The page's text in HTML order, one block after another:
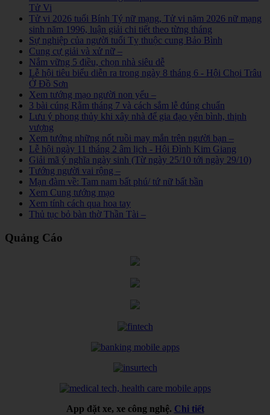
Tử Vi
Tử vi 2026 tuổi Bính Tý nữ mạng, Tử vi năm 2026 nữ mạng
sinh năm 1996, luận giải chi tiết theo từng tháng
Sự nghiệp của người tuổi Tỵ thuộc cung Bảo Bình
Cung cự giải và xử nữ –
Nắm vững 5 điều, chọn nhà siêu dễ
Lễ hội tiêu biểu diễn ra trong ngày 8 tháng 6 - Hội Chọi Trâu
Ở Đồ Sơn
Xem tướng mạo người non yểu –
3 bài cúng Rằm tháng 7 và cách sắm lễ đúng chuẩn
Lưu ý phong thủy khi xây nhà để gia đạo yên bình, thịnh
vượng
Xem tướng những nốt ruồi may mắn trên người bạn –
Lễ hội ngày 11 tháng 2 âm lịch - Hội Đình Kim Giang
Giải mã ý nghĩa ngày sinh (Từ ngày 25/10 tới ngày 29/10)
Tướng người vai rộng –
Mạn đàm về: Tam nam bất phú/ tứ nữ bất bần
Xem Cung tướng mạo
Xem tính cách qua hoa tay
Thủ tục bỏ bàn thờ Thần Tài –
Quảng Cáo
App đặt xe, xe công nghệ. Chi tiết